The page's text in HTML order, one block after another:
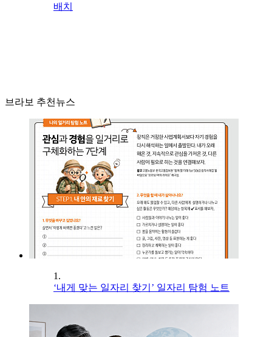
배치
브라보 추천뉴스
1.
‘내게 맞는 일자리 찾기’ 일자리 탐험 노트